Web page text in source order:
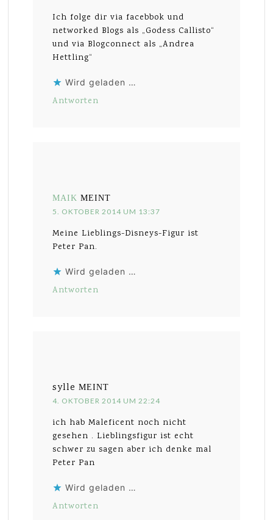
Ich folge dir via facebbok und
networked Blogs als „Godess Callisto“
und via Blogconnect als „Andrea
Hettling“
Wird geladen …
Antworten
MAIK MEINT
5. OKTOBER 2014 UM 13:37
Meine Lieblings-Disneys-Figur ist
Peter Pan.
Wird geladen …
Antworten
sylle MEINT
4. OKTOBER 2014 UM 22:24
ich hab Maleficent noch nicht
gesehen . Lieblingsfigur ist echt
schwer zu sagen aber ich denke mal
Peter Pan
Wird geladen …
Antworten